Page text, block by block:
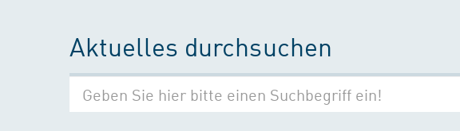
Aktuelles durchsuchen